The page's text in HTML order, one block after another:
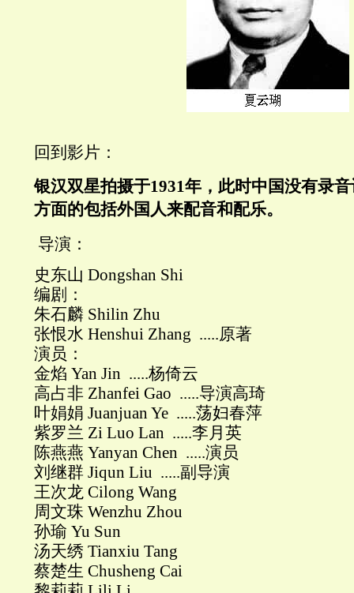
回到影片：
银汉双星拍摄于1931年，此时中国没有录
方面的包括外国人来配音和配乐。
导演：
史东山 Dongshan Shi
编剧：
朱石麟 Shilin Zhu
张恨水 Henshui Zhang .....原著
演员：
金焰 Yan Jin .....杨倚云
高占非 Zhanfei Gao .....导演高琦
叶娟娟 Juanjuan Ye .....荡妇春萍
紫罗兰 Zi Luo Lan .....李月英
陈燕燕 Yanyan Chen .....演员
刘继群 Jiqun Liu .....副导演
王次龙 Cilong Wang
周文珠 Wenzhu Zhou
孙瑜 Yu Sun
汤天绣 Tianxiu Tang
蔡楚生 Chusheng Cai